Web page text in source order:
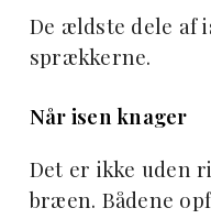
De ældste dele af
sprækkerne.
Når isen knager
Det er ikke uden
bræen. Bådene